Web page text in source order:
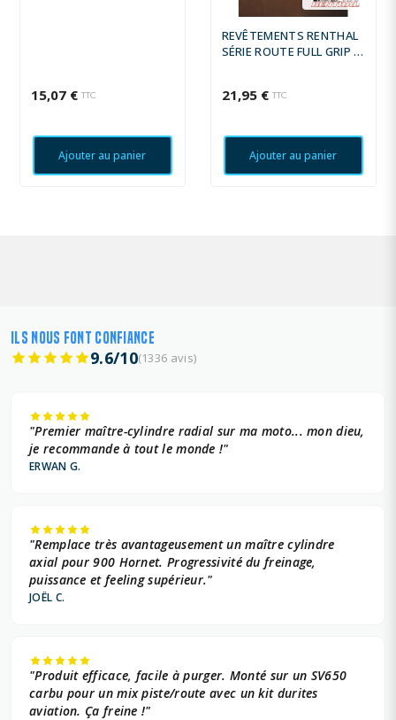
15,07 € TTC
Ajouter au panier
REVÊTEMENTS RENTHAL
SÉRIE ROUTE FULL GRIP -
21,95 € TTC
Ajouter au panier
ILS NOUS FONT CONFIANCE
9.6/10(1336 avis)
"Premier maître-cylindre radial sur ma moto... mon dieu,
je recommande à tout le monde !"
ERWAN G.
"Remplace très avantageusement un maître cylindre
axial pour 900 Hornet. Progressivité du freinage,
puissance et feeling supérieur."
JOËL C.
"Produit efficace, facile à purger. Monté sur un SV650
carbu pour un mix piste/route avec un kit durites
aviation. Ça freine !"